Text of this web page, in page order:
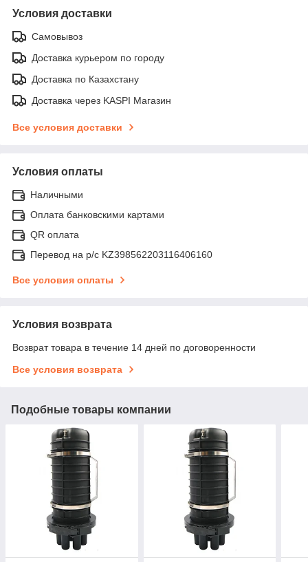
Условия доставки
Самовывоз
Доставка курьером по городу
Доставка по Казахстану
Доставка через KASPI Магазин
Все условия доставки
Условия оплаты
Наличными
Оплата банковскими картами
QR оплата
Перевод на р/с KZ398562203116406160
Все условия оплаты
Условия возврата
Возврат товара в течение 14 дней по договоренности
Все условия возврата
Подобные товары компании